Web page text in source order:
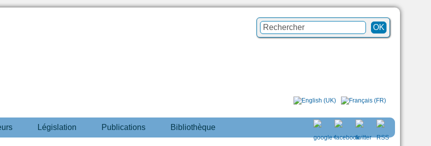
Législation Publications Bibliothèque